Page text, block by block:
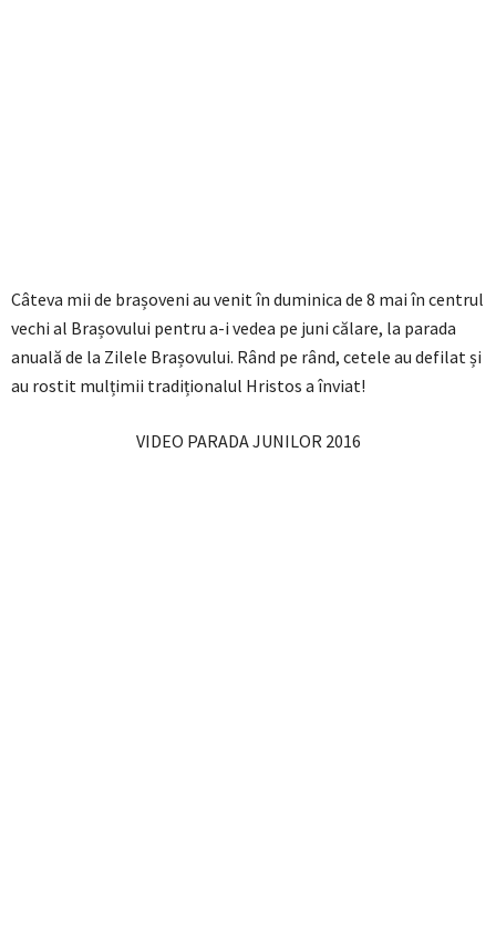
Câteva mii de brașoveni au venit în duminica de 8 mai în centrul
vechi al Brașovului pentru a-i vedea pe juni călare, la parada
anuală de la Zilele Brașovului. Rând pe rând, cetele au defilat și
au rostit mulțimii tradiționalul Hristos a înviat!
VIDEO PARADA JUNILOR 2016